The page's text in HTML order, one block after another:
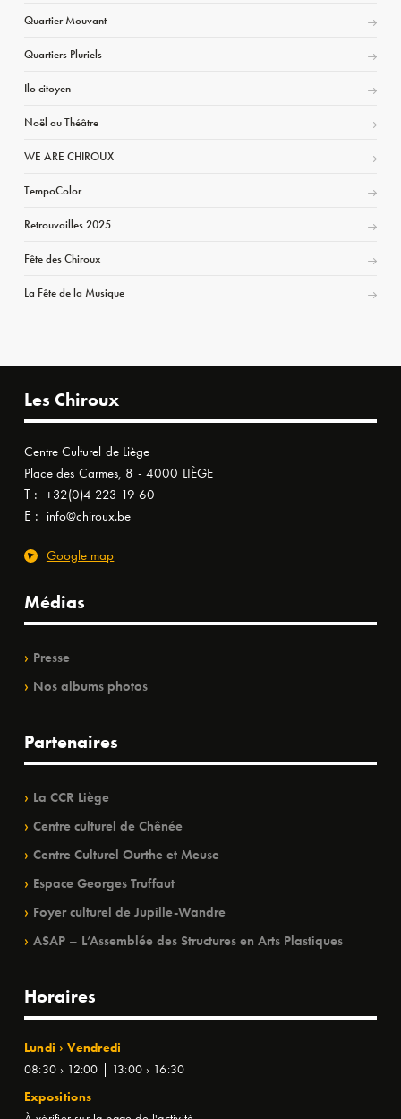
Quartier Mouvant
Quartiers Pluriels
Ilo citoyen
Noël au Théâtre
WE ARE CHIROUX
TempoColor
Retrouvailles 2025
Fête des Chiroux
La Fête de la Musique
Les Chiroux
Centre Culturel de Liège
Place des Carmes, 8 - 4000 LIÈGE
T : +32(0)4 223 19 60
E : info@chiroux.be
Google map
Médias
Presse
Nos albums photos
Partenaires
La CCR Liège
Centre culturel de Chênée
Centre Culturel Ourthe et Meuse
Espace Georges Truffaut
Foyer culturel de Jupille-Wandre
ASAP – L’Assemblée des Structures en Arts Plastiques
Horaires
Lundi › Vendredi
08:30 › 12:00 | 13:00 › 16:30
Expositions